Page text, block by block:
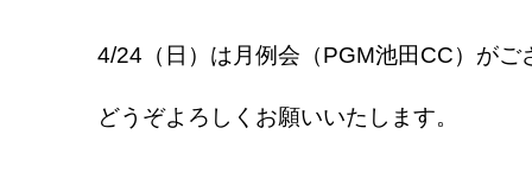
4/24（日）は月例会（PGM池田CC）がご
どうぞよろしくお願いいたします。